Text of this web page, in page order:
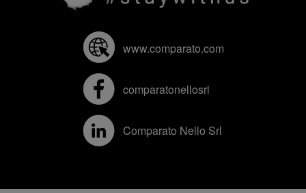
www.comparato.com
comparatonellosrl
Comparato Nello Srl